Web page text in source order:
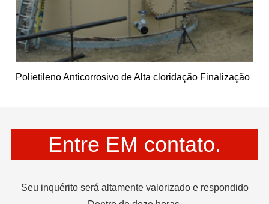
Polietileno Anticorrosivo de Alta cloridação Finalização
Entre EM contato.
Seu inquérito será altamente valorizado e respondido